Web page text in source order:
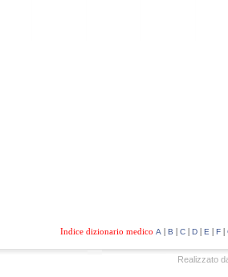
Indice dizionario medico A | B | C| D| E | F|
Realizzato